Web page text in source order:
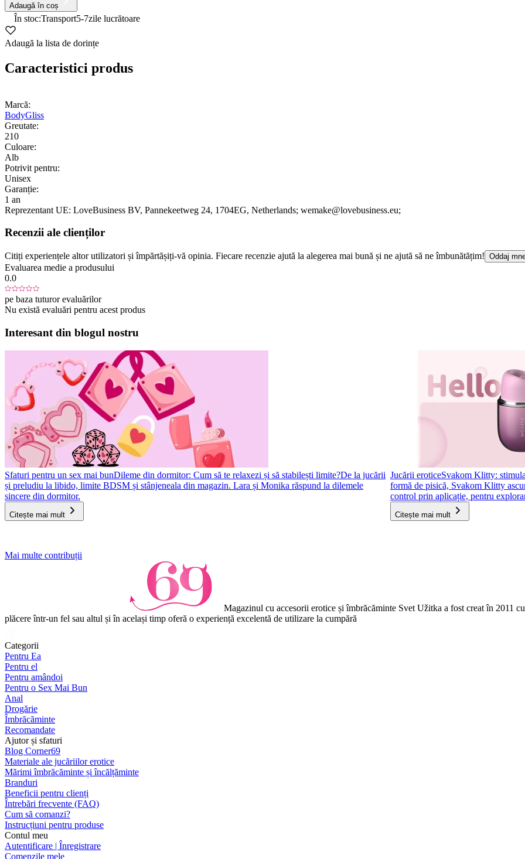
Adaugă în coș
În stoc:Transport5-7zile lucrătoare
Adaugă la lista de dorințe
Caracteristici produs
Marcă:
BodyGliss
Greutate:
210
Culoare:
Alb
Potrivit pentru:
Unisex
Garanție:
1 an
Reprezentant UE: LoveBusiness BV, Pannekeetweg 24, 1704EG, Netherlands; wemake@lovebusiness.eu;
Recenzii ale clienților
Citiți experiențele altor utilizatori și împărtășiți-vă opinia. Fiecare recenzie ajută la alegerea mai bună și ne ajută să ne îmbunătățim! Oddaj
Evaluarea medie a produsului
0.0
pe baza tuturor evaluărilor
Nu există evaluări pentru acest produs
Interesant din blogul nostru
Sfaturi pentru un sex mai bunDileme din dormitor: Cum să te relaxezi și să stabilești limite?De la jucării
și preludiu la libido, limite BDSM și stânjeneala din magazin. Lara și Monika răspund la dilemele
sincere din dormitor.
Citește mai mult
Jucării eroticeSvakom Klitty:
formă de pisică, Svakom Klitty
control prin aplicație, pentru
Citește mai mult
Item
Mai multe contribuții
Magazinul cu accesorii erotice și îmbrăcăminte Svet Užitka a fost creat în 2011
plăcere într-un fel sau altul și în același timp oferă o experiență excelentă de utilizare la cumpără
Categorii
Pentru Ea
Pentru el
Pentru amândoi
Pentru o Sex Mai Bun
Anal
Drogărie
Îmbrăcăminte
Recomandate
Ajutor și sfaturi
Blog Corner69
Materiale ale jucăriilor erotice
Mărimi îmbrăcăminte și încălțăminte
Branduri
Beneficii pentru clienți
Întrebări frecvente (FAQ)
Cum să comanzi?
Instrucțiuni pentru produse
Contul meu
Autentificare | Înregistrare
Comenzile mele